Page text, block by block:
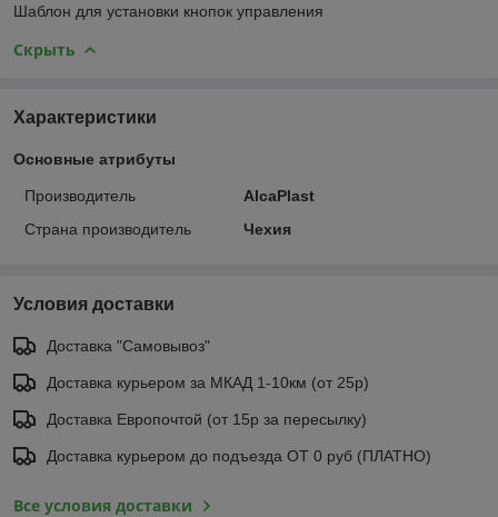
Шаблон для установки кнопок управления
Скрыть
Характеристики
Основные атрибуты
Производитель
AlcaPlast
Страна производитель
Чехия
Условия доставки
Доставка "Самовывоз"
Доставка курьером за МКАД 1-10км (от 25р)
Доставка Европочтой (от 15р за пересылку)
Доставка курьером до подъезда ОТ 0 руб (ПЛАТНО)
Все условия доставки